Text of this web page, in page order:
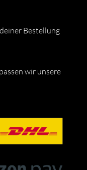
Bestellung
wir unsere